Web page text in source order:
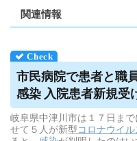
関連情報
市民病院で患者と職
感染 入院患者新規受
岐阜県中津川市は１７日ま
せて５人が新型コロナウイル